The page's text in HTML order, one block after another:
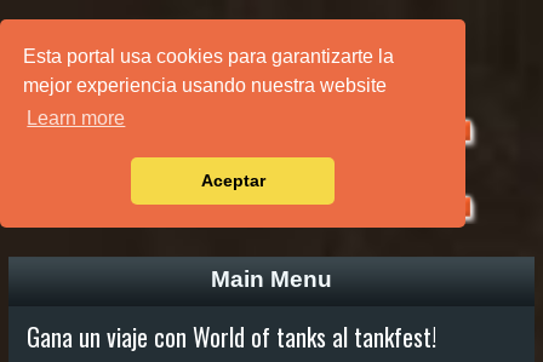
Esta portal usa cookies para garantizarte la
mejor experiencia usando nuestra website
Learn more
Aceptar
PÁGINA PRINCIPAL
Main Menu
Gana un viaje con World of tanks al tankfest!